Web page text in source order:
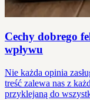
Cechy dobrego
wpływu
Nie każda opinia
treść zalewa nas z
przyklejaną do